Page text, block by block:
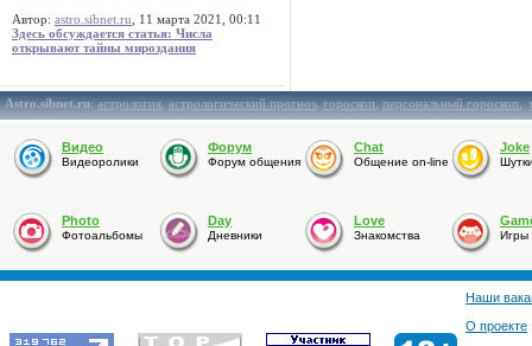
Автор: astro.sibnet.ru , 11 марта 2021, 00:11
Здесь обсуждается статья: Числа
открывают тайны мироздания
Astro.sibnet.ru:астрология,астрологический прогноз,гороскоп,персональный гороскоп,
Видео
Видеоролики
Форум
Форум общения
Chat
Общение on-line
Joke
Photo
Фотоальбомы
Day
Дневники
Love
Знакомства Игры
Наши
О проекте